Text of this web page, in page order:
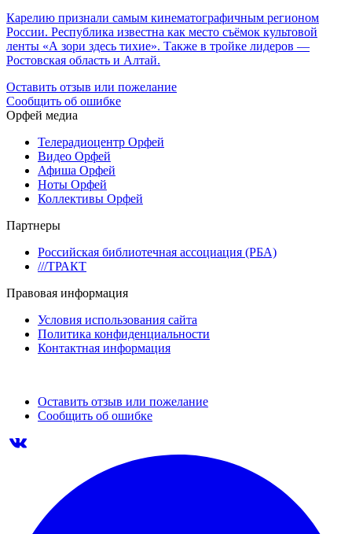
Карелию признали самым кинематографичным регионом
России. Республика известна как место съёмок культовой
ленты «А зори здесь тихие». Также в тройке лидеров —
Ростовская область и Алтай.
Оставить отзыв или пожелание
Сообщить об ошибке
Орфей медиа
Телерадиоцентр Орфей
Видео Орфей
Афиша Орфей
Ноты Орфей
Коллективы Орфей
Партнеры
Российская библиотечная ассоциация (РБА)
///ТРАКТ
Правовая информация
Условия использования сайта
Политика конфиденциальности
Контактная информация
Оставить отзыв или пожелание
Сообщить об ошибке